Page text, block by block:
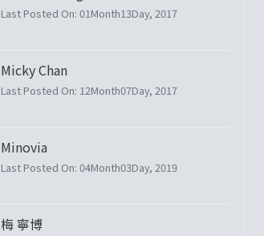
Last Posted On: 01Month13Day, 2017
Micky Chan
Last Posted On: 12Month07Day, 2017
Minovia
Last Posted On: 04Month03Day, 2019
梅 寧博